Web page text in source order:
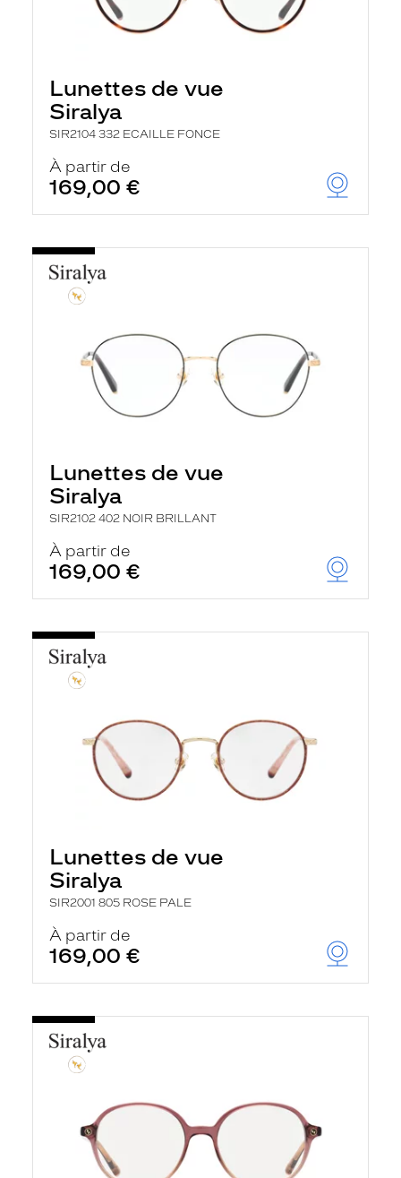
Lunettes de vue
Siralya
SIR2104 332 ECAILLE FONCE
À partir de
169,00 €
Lunettes de vue
Siralya
SIR2102 402 NOIR BRILLANT
À partir de
169,00 €
Lunettes de vue
Siralya
SIR2001 805 ROSE PALE
À partir de
169,00 €